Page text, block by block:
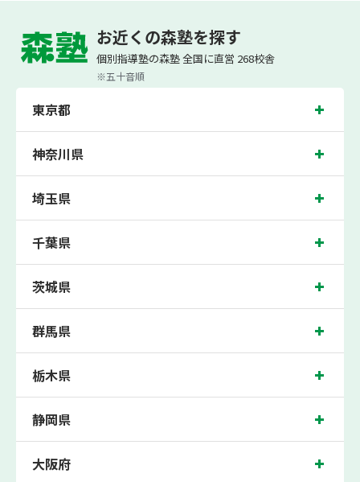
個別指導なら森塾 お役立ちコンテンツ テストの点数が悪い中学生に親がすべき対応は？
お近くの森塾を探す
個別指導塾の森塾 全国に直営 268校舎
※五十音順
東京都
神奈川県
埼玉県
千葉県
茨城県
群馬県
栃木県
静岡県
大阪府